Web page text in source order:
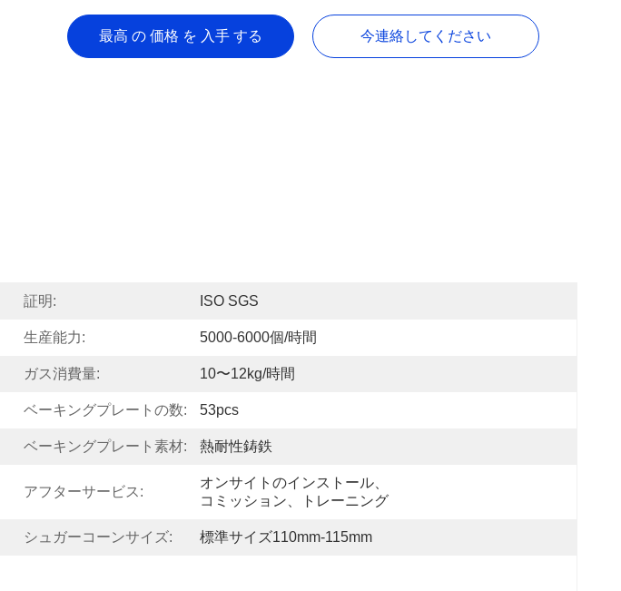
最高 の 価格 を 入手 する 今連絡してください
証明: ISO SGS
生産能力: 5000-6000個/時間
ガス消費量: 10〜12kg/時間
ベーキングプレートの数: 53pcs
ベーキングプレート素材: 熱耐性鋳鉄
アフターサービス:
オンサイトのインストール、
コミッション、トレーニング
シュガーコーンサイズ: 標準サイズ110mm-115mm